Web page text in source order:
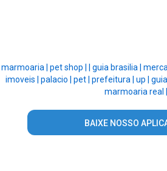
marmoaria | pet shop | guia brasilia |
imoveis | palacio | pet | prefeitura | up | guia
marmoaria real |
BAIXE NOSSO